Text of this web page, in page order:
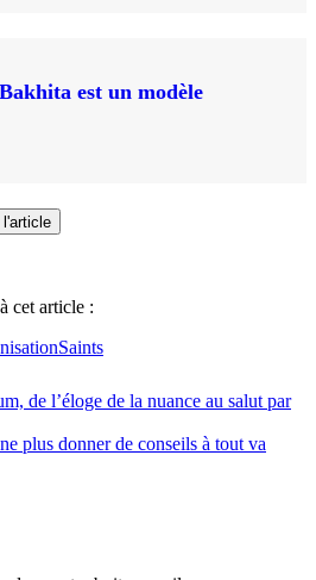
est un modèle
cet article :
Saints
de l’éloge de la nuance au salut par
plus donner de conseils à tout va